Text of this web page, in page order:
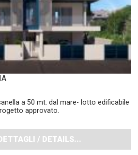
a 50 mt. dal mare- lotto edificabile
approvato.
/ DETAILS...